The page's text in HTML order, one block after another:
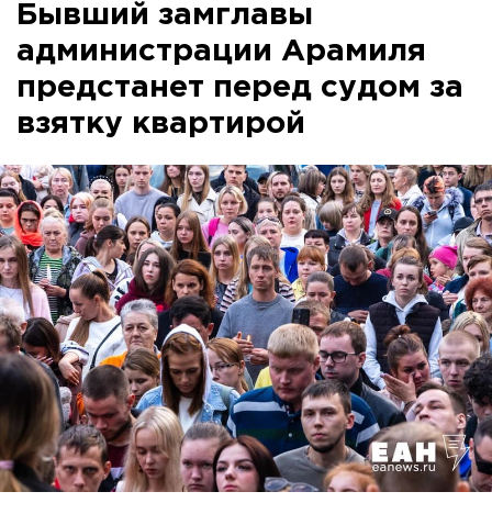
Бывший замглавы
администрации Арамиля
предстанет перед судом за
взятку квартирой